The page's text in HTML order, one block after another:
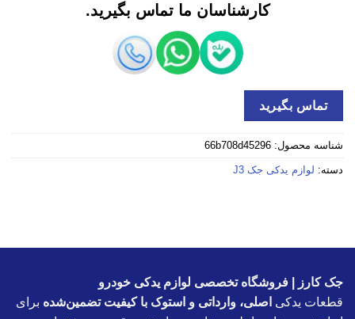
کارشناسان ما تماس بگیرید.
تماس بگیرید
شناسه محصول: 66b708d45296
دسته: لوازم یدکی جک J3
جک کارز | فروشگاه تخصصی لوازم یدکی خودرو
قطعات یدکی اصلی، وارداتی و استوک با کیفیت تضمین‌شده برای